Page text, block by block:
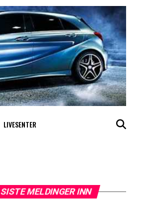
LIVESENTER
SISTE MELDINGER INN